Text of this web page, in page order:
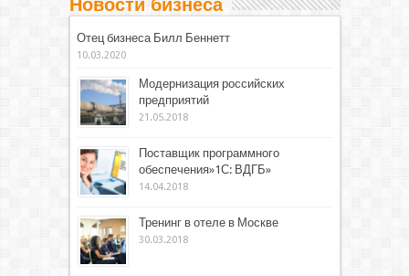
Новости бизнеса
Отец бизнеса Билл Беннетт
10.03.2020
Модернизация российских
предприятий
21.05.2018
Поставщик программного
обеспечения»1С: ВДГБ»
14.04.2018
Тренинг в отеле в Москве
30.03.2018